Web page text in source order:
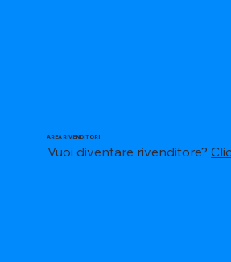
AREA RIVENDITORI
Vuoi diventare rivenditore?